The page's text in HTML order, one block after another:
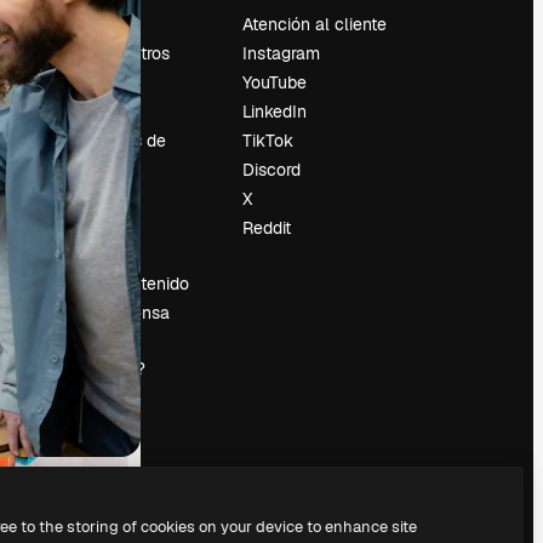
Precios
Sobre nosotros
Reviews
Empleo
Tendencias de
búsqueda
Blog
Eventos
Slidesgo
Vender contenido
Sala de prensa
¿Buscas
magnific.ai?
Atención al cliente
Instagram
YouTube
LinkedIn
TikTok
Discord
X
Reddit
to the storing of cookies on your device to enhance site